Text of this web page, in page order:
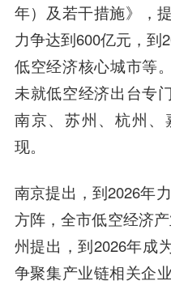
年）及若干措施》，
力争达到600亿元，到
低空经济核心城市等
未就低空经济出台专
南京、苏州、杭州、
现。
南京提出，到2026年
方阵，全市低空经济
州提出，到2026年成
争聚集产业链相关企